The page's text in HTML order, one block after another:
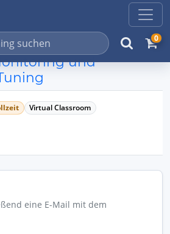
0
und
Virtual Classroom
eine E-Mail mit dem